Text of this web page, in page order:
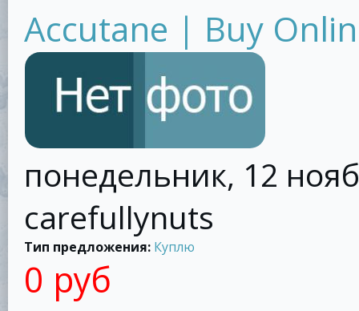
Accutane | Buy
понедельник, 12
carefullynuts
Тип предложения: Куплю
0 руб